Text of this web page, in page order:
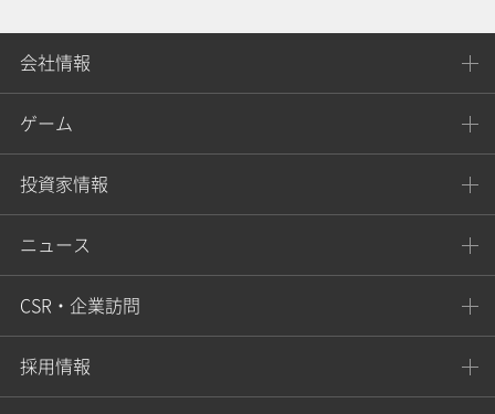
会社情報
ゲーム
投資家情報
ニュース
CSR・企業訪問
採用情報